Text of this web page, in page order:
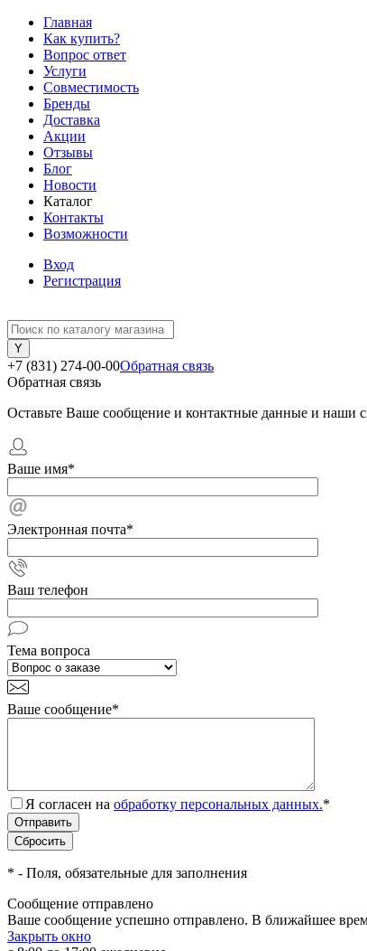
Главная
Как купить?
Вопрос ответ
Услуги
Совместимость
Бренды
Доставка
Акции
Отзывы
Блог
Новости
Каталог
Контакты
Возможности
Вход
Регистрация
+7 (831) 274-00-00Обратная связь
Обратная связь
Оставьте Ваше сообщение и контактные данные и наши
Ваше имя*
Электронная почта*
Ваш телефон
Тема вопроса
Ваше сообщение*
Я согласен на обработку персональных данных.*
* - Поля, обязательные для заполнения
Сообщение отправлено
Ваше сообщение успешно отправлено. В ближайшее
Закрыть окно